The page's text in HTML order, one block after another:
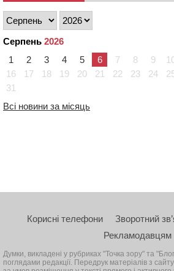
Серпень 2026
1
2 3 4 5 6 7 8 9
16
17 18 19 20 21 22 23 24
31
Всі новини за місяць
Корисні телефони Зворотний
Рекламодавцям
Думки, викладені у рубриках "Точка зору" та
поглядами редакції. Передрук матеріалів з